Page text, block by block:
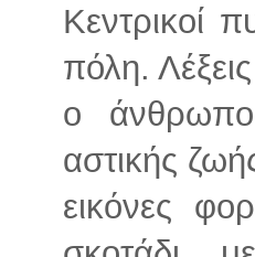
Κεντρικοί
πόλη.
ο
αστικής
εικόνες